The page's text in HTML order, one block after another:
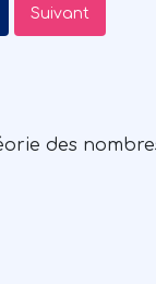
Suivant
des